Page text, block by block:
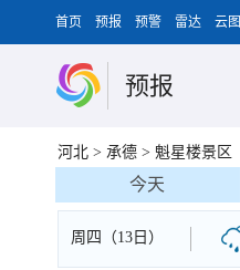
首页 预报 预警 雷达 云图
预报
河北 > 承德 > 魁星楼景区
今天
周四（13日）